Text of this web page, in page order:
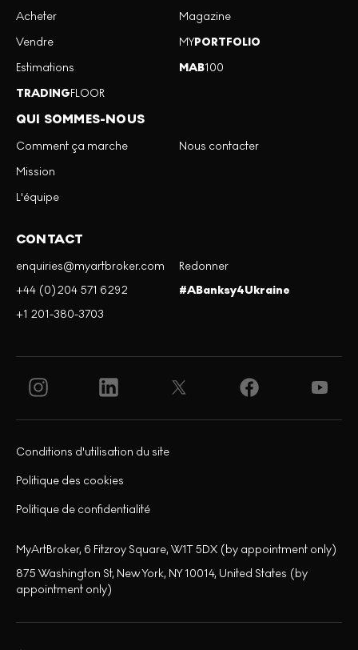
Acheter
Vendre
Estimations
TRADINGFLOOR
Magazine
MYPORTFOLIO
MAB100
QUI SOMMES-NOUS
Comment ça marche
Mission
L'équipe
Nous contacter
CONTACT
enquiries@myartbroker.com
+44 (0)204 571 6292
+1 201-380-3703
Redonner
#ABanksy4Ukraine
Politique de confidentialité
Politique des cookies
Conditions d'utilisation du site
MyArtBroker, 6 Fitzroy Square, W1T 5DX (by appointment only)
875 Washington St, New York, NY 10014, United States (by
appointment only)